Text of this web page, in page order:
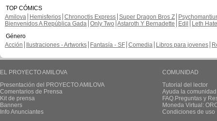
TOP CÓMICS
Amilova
Hemisferios Chronoctis Express Super Dragon Bros Z
Bienvenidos A República Gada Only Two Astaroth Y Bernadette Edil
Leth Hate
Género
Acción
Ilustraciones - Artworks Fantasía - SF Comedia Libros para jovenes
EL PROYECTO AMILOVA
Presentación del PROYECTO AMILOVA
Comentarios de Prensa
Kit de prensa
Banners
Info Anunciantes
COMUNIDAD
Tutorial del lector
Ayuda la
FAQ.Preguntas y
Moneda Virtual:
Condiciones de uso